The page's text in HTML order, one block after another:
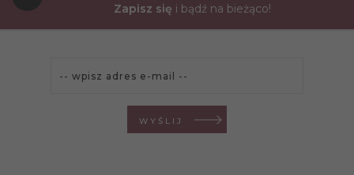
Zapisz się i bądź na bieżąco!
WYŚLIJ